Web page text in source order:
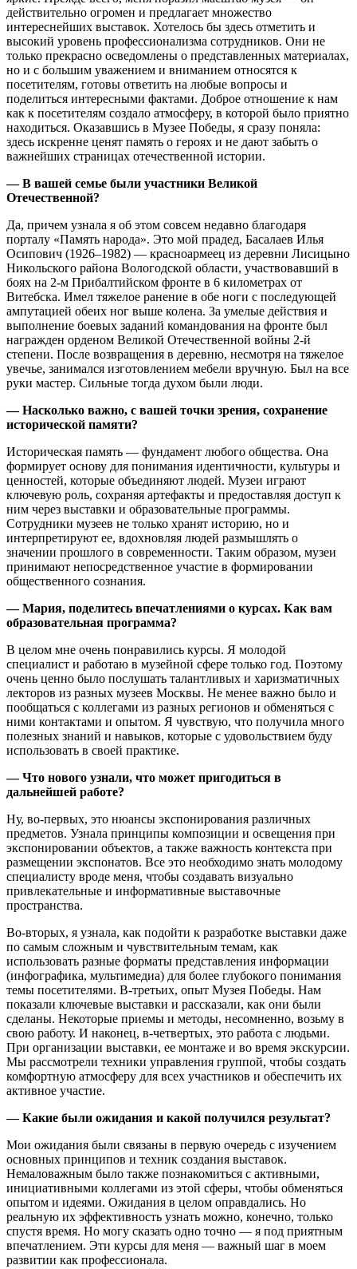
действительно огромен и предлагает множество
интереснейших выставок. Хотелось бы здесь отметить и
высокий уровень профессионализма сотрудников. Они не
только прекрасно осведомлены о представленных материалах,
но и с большим уважением и вниманием относятся к
посетителям, готовы ответить на любые вопросы и
поделиться интересными фактами. Доброе отношение к нам
как к посетителям создало атмосферу, в которой было приятно
находиться. Оказавшись в Музее Победы, я сразу поняла:
здесь искренне ценят память о героях и не дают забыть о
важнейших страницах отечественной истории.
—В вашей семье были участники Великой
Отечественной?
Да, причем узнала я об этом совсем недавно благодаря
порталу «Память народа». Это мой прадед, Басалаев Илья
Осипович (1926–1982) — красноармеец из деревни Лисицыно
Никольского района Вологодской области, участвовавший в
боях на 2-м Прибалтийском фронте в 6 километрах от
Витебска. Имел тяжелое ранение в обе ноги с последующей
ампутацией обеих ног выше колена. За умелые действия и
выполнение боевых заданий командования на фронте был
награжден орденом Великой Отечественной войны 2-й
степени. После возвращения в деревню, несмотря на тяжелое
увечье, занимался изготовлением мебели вручную. Был на все
руки мастер. Сильные тогда духом были люди.
—Насколько важно, с вашей точки зрения, сохранение
исторической памяти?
Историческая память — фундамент любого общества. Она
формирует основу для понимания идентичности, культуры и
ценностей, которые объединяют людей. Музеи играют
ключевую роль, сохраняя артефакты и предоставляя доступ к
ним через выставки и образовательные программы.
Сотрудники музеев не только хранят историю, но и
интерпретируют ее, вдохновляя людей размышлять о
значении прошлого в современности. Таким образом, музеи
принимают непосредственное участие в формировании
общественного сознания.
—Мария, поделитесь впечатлениями о курсах. Как вам
образовательная программа?
В целом мне очень понравились курсы. Я молодой
специалист и работаю в музейной сфере только год. Поэтому
очень ценно было послушать талантливых и харизматичных
лекторов из разных музеев Москвы. Не менее важно было и
пообщаться с коллегами из разных регионов и обменяться с
ними контактами и опытом. Я чувствую, что получила много
полезных знаний и навыков, которые с удовольствием буду
использовать в своей практике.
—Что нового узнали, что может пригодиться в
дальнейшей работе?
Ну, во-первых, это нюансы экспонирования различных
предметов. Узнала принципы композиции и освещения при
экспонировании объектов, а также важность контекста при
размещении экспонатов. Все это необходимо знать молодому
специалисту вроде меня, чтобы создавать визуально
привлекательные и информативные выставочные
пространства.
Во-вторых, я узнала, как подойти к разработке выставки даже
по самым сложным и чувствительным темам, как
использовать разные форматы представления информации
(инфографика, мультимедиа) для более глубокого понимания
темы посетителями. В-третьих, опыт Музея Победы. Нам
показали ключевые выставки и рассказали, как они были
сделаны. Некоторые приемы и методы, несомненно, возьму в
свою работу. И наконец, в-четвертых, это работа с людьми.
При организации выставки, ее монтаже и во время экскурсии.
Мы рассмотрели техники управления группой, чтобы создать
комфортную атмосферу для всех участников и обеспечить их
активное участие.
—Какие были ожидания и какой получился результат?
Мои ожидания были связаны в первую очередь с изучением
основных принципов и техник создания выставок.
Немаловажным было также познакомиться с активными,
инициативными коллегами из этой сферы, чтобы обменяться
опытом и идеями. Ожидания в целом оправдались. Но
реальную их эффективность узнать можно, конечно, только
спустя время. Но могу сказать одно точно — я под приятным
впечатлением. Эти курсы для меня — важный шаг в моем
развитии как профессионала.